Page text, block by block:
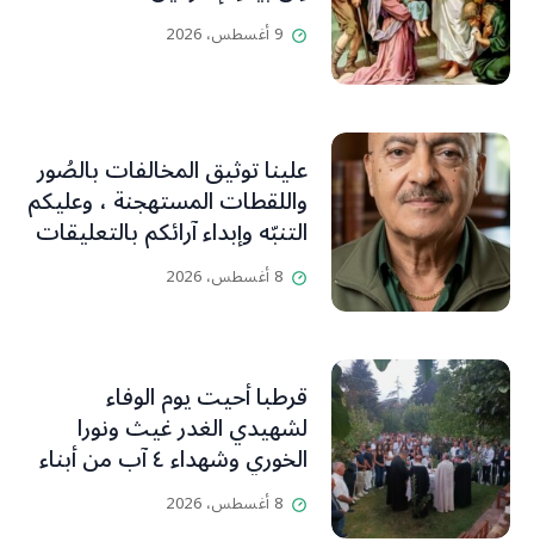
9 أغسطس، 2026
علينا توثيق المخالفات بالصُور
واللقطات المستهجنة ، وعليكم
التنبّه وإبداء آرائكم بالتعليقات
(جورج صبّاغ)
8 أغسطس، 2026
قرطبا أحيت يوم الوفاء
لشهيدي الغدر غيث ونورا
الخوري وشهداء ٤ آب من أبناء
البلدة.. كارين الخوري افرام: لقد
كان بيتنا، بوجود والدي، ينبض
8 أغسطس، 2026